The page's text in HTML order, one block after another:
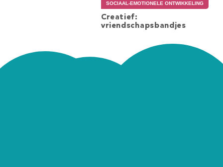
SOCIAAL-EMOTIONELE ONTWIKKELING
Creatief:
vriendschapsbandjes